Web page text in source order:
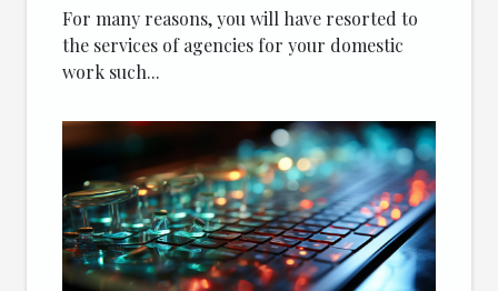
For many reasons, you will have resorted to
the services of agencies for your domestic
work such...